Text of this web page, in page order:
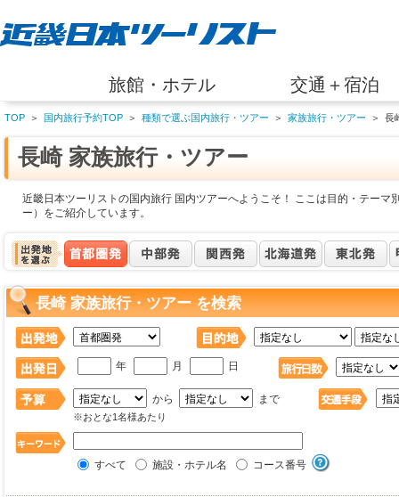
旅館・ホテル 交通＋宿泊
TOP ＞ 国内旅行予約TOP ＞ 種類で選ぶ国内旅行・ツアー ＞ 家族旅行・ツアー ＞ 長
長崎 家族旅行・ツアー
近畿日本ツーリストの国内旅行 国内ツアーへようこそ！ ここは目的・テーマ
ー）をご紹介しています。
長崎 家族旅行・ツアー を検索
年 月 日
から まで
※おとな1名様あたり
すべて 施設・ホテル名 コース番号